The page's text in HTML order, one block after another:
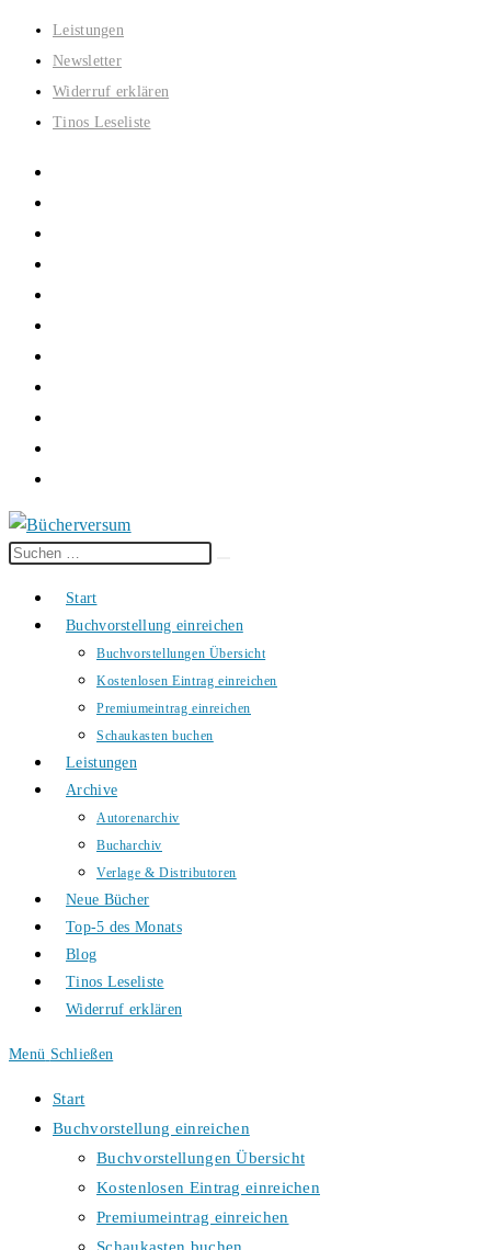
Zum
Inhalt
springen
Leistungen
Newsletter
Widerruf erklären
Tinos Leseliste
Diese
durchsuchen
Start
Buchvorstellung einreichen
Buchvorstellungen Übersicht
Kostenlosen Eintrag einreichen
Premiumeintrag einreichen
Schaukasten buchen
Leistungen
Archive
Autorenarchiv
Bucharchiv
Verlage & Distributoren
Neue Bücher
Top-5 des Monats
Blog
Tinos Leseliste
Widerruf erklären
Menü Schließen
Start
Buchvorstellung einreichen
Buchvorstellungen Übersicht
Kostenlosen Eintrag einreichen
Premiumeintrag einreichen